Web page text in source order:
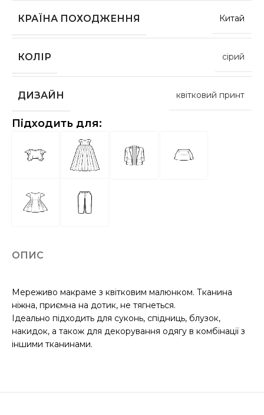
КРАЇНА ПОХОДЖЕННЯ Китай
КОЛІР сірий
ДИЗАЙН квітковий принт
Підходить для:
ОПИС
Мереживо макраме з квітковим малюнком. Тканина
ніжна, приємна на дотик, не тягнеться.
Ідеально підходить для суконь, спідниць, блузок,
накидок, а також для декорування одягу в комбінації з
іншими тканинами.